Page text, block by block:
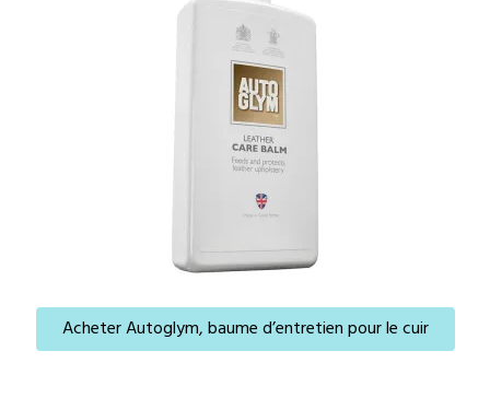
Acheter Autoglym, baume d’entretien pour le cuir